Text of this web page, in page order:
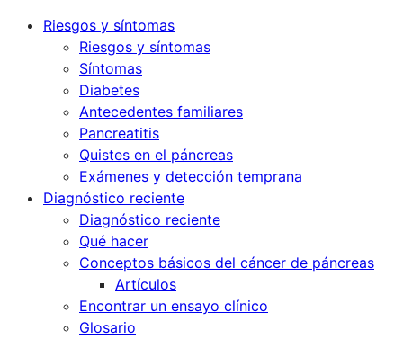
Riesgos y síntomas
Riesgos y síntomas
Síntomas
Diabetes
Antecedentes familiares
Pancreatitis
Quistes en el páncreas
Exámenes y detección temprana
Diagnóstico reciente
Diagnóstico reciente
Qué hacer
Conceptos básicos del cáncer de páncreas
Artículos
Encontrar un ensayo clínico
Glosario